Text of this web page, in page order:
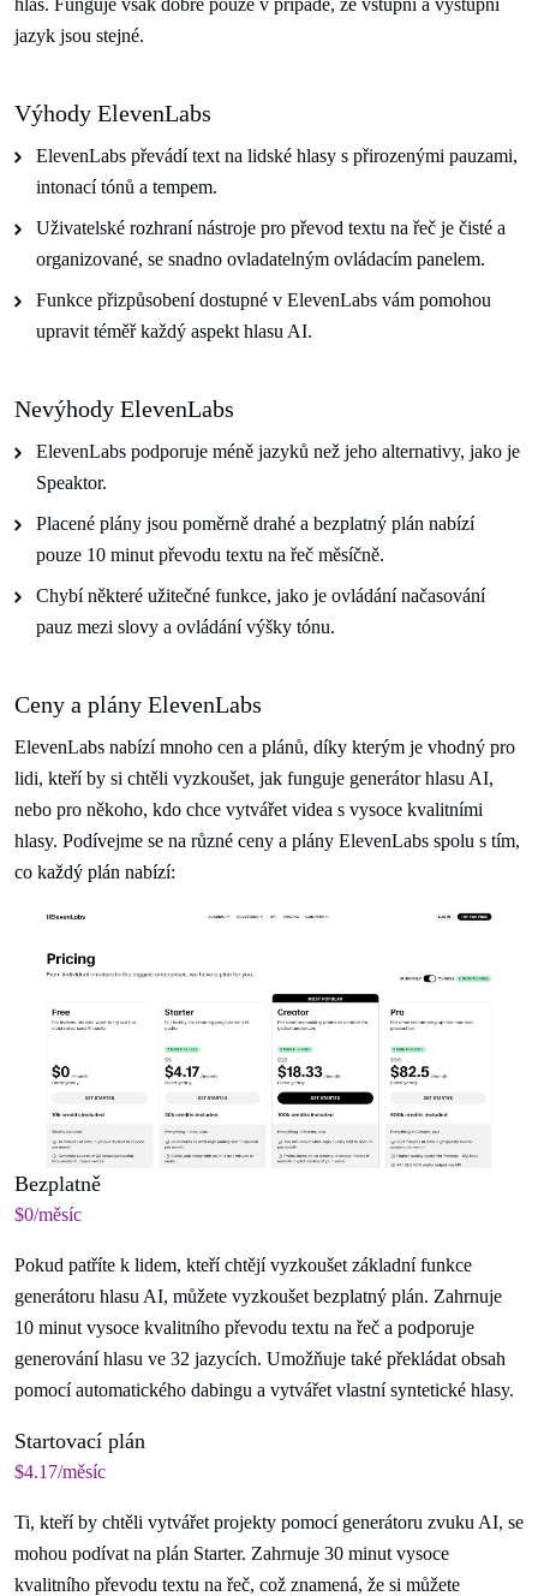
jazyk jsou stejné.
Výhody ElevenLabs
ElevenLabs převádí text na lidské hlasy s přirozenými pauzami,
intonací tónů a tempem.
Uživatelské rozhraní nástroje pro převod textu na řeč je čisté a
organizované, se snadno ovladatelným ovládacím panelem.
Funkce přizpůsobení dostupné v ElevenLabs vám pomohou
upravit téměř každý aspekt hlasu AI.
Nevýhody ElevenLabs
ElevenLabs podporuje méně jazyků než jeho alternativy, jako je
Speaktor.
Placené plány jsou poměrně drahé a bezplatný plán nabízí
pouze 10 minut převodu textu na řeč měsíčně.
Chybí některé užitečné funkce, jako je ovládání načasování
pauz mezi slovy a ovládání výšky tónu.
Ceny a plány ElevenLabs
ElevenLabs nabízí mnoho cen a plánů, díky kterým je vhodný pro
lidi, kteří by si chtěli vyzkoušet, jak funguje generátor hlasu AI,
nebo pro někoho, kdo chce vytvářet videa s vysoce kvalitními
hlasy. Podívejme se na různé ceny a plány ElevenLabs spolu s tím,
co každý plán nabízí:
Bezplatně
$0/měsíc
Pokud patříte k lidem, kteří chtějí vyzkoušet základní funkce
generátoru hlasu AI, můžete vyzkoušet bezplatný plán. Zahrnuje
10 minut vysoce kvalitního převodu textu na řeč a podporuje
generování hlasu ve 32 jazycích. Umožňuje také překládat obsah
pomocí automatického dabingu a vytvářet vlastní syntetické hlasy.
Startovací plán
$4.17/měsíc
Ti, kteří by chtěli vytvářet projekty pomocí generátoru zvuku AI, se
mohou podívat na plán Starter. Zahrnuje 30 minut vysoce
kvalitního převodu textu na řeč, což znamená, že si můžete